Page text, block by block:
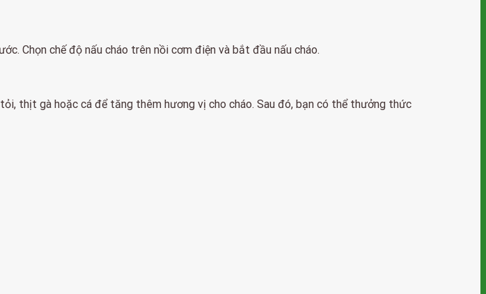
Chọn chế độ nấu cháo trên nồi cơm điện và bắt đầu nấu cháo.
thịt gà hoặc cá để tăng thêm hương vị cho cháo. Sau đó, bạn có thể thưởng thức